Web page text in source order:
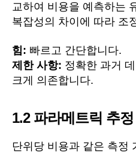
교하여 비용을 예측하는
복잡성의 차이에 따라 조
힘: 빠르고 간단합니다.
제한 사항: 정확한 과거
크게 의존합니다.
1.2 파라메트릭 추정
단위당 비용과 같은 측정